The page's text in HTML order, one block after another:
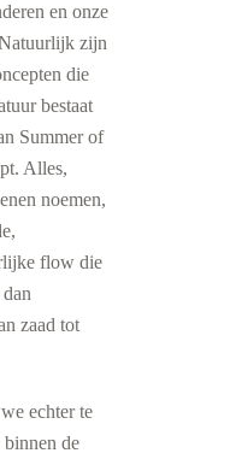
en onze
zijn
die
bestaat
Summer of
Alles,
noemen,
flow die
zaad tot
echter te
de